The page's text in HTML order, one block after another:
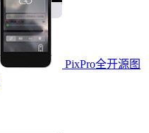
PixPro全开源图